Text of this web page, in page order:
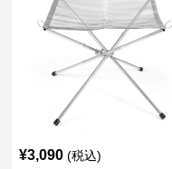
¥3,090 (税込)